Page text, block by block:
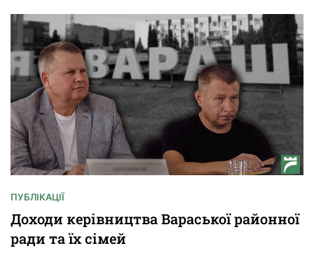
ПУБЛІКАЦІЇ
Доходи керівництва Вараської районної
ради та їх сімей